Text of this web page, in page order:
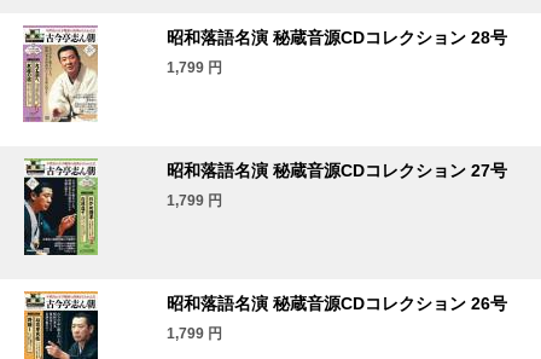
昭和落語名演 秘蔵音源CDコレクション 28号
1,799 円
昭和落語名演 秘蔵音源CDコレクション 27号
1,799 円
昭和落語名演 秘蔵音源CDコレクション 26号
1,799 円